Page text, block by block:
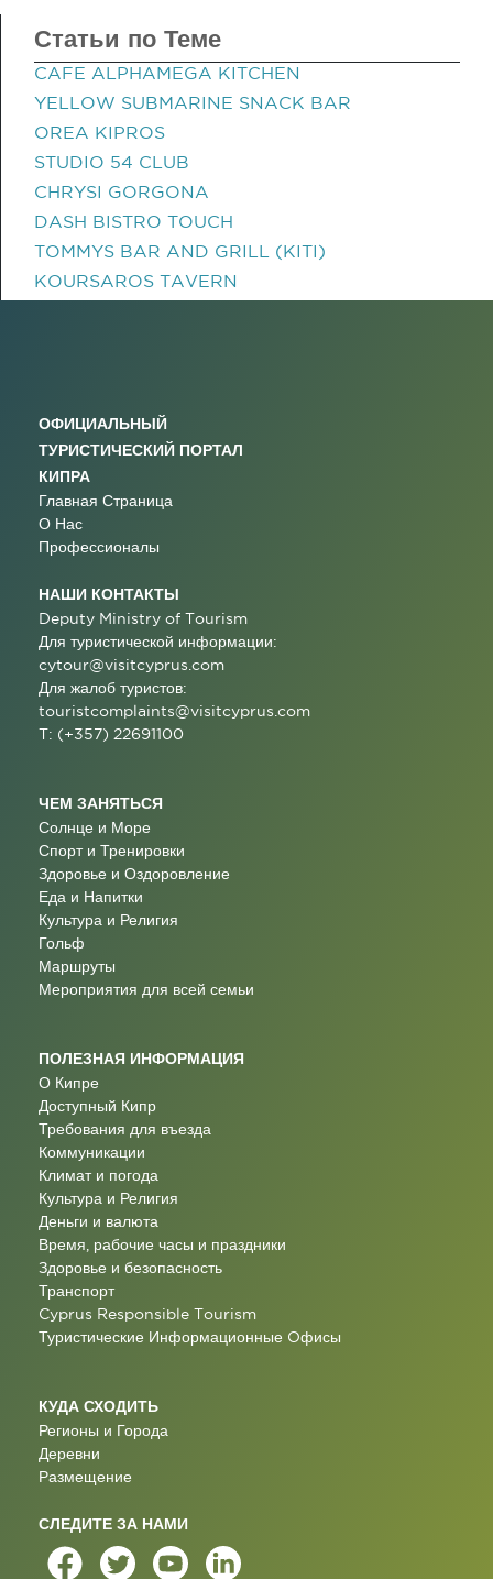
Статьи по Теме
CAFE ALPHAMEGA KITCHEN
YELLOW SUBMARINE SNACK BAR
OREA KIPROS
STUDIO 54 CLUB
CHRYSI GORGONA
DASH BISTRO TOUCH
TOMMYS BAR AND GRILL (KITI)
KOURSAROS TAVERN
ОФИЦИАЛЬНЫЙ
ТУРИСТИЧЕСКИЙ ПОРТАЛ
КИПРА
Главная Страница
О Нас
Профессионалы
НАШИ КОНТАКТЫ
Deputy Ministry of Tourism
Для туристической информации:
cytour@visitcyprus.com
Для жалоб туристов:
touristcomplaints@visitcyprus.com
T: (+357) 22691100
ЧЕМ ЗАНЯТЬСЯ
Солнце и Море
Спорт и Тренировки
Здоровье и Оздоровление
Еда и Напитки
Культура и Религия
Гольф
Маршруты
Мероприятия для всей семьи
ПОЛЕЗНАЯ ИНФОРМАЦИЯ
О Кипре
Доступный Кипр
Требования для въезда
Коммуникации
Климат и погода
Культура и Религия
Деньги и валюта
Время, рабочие часы и праздники
Здоровье и безопасность
Транспорт
Cyprus Responsible Tourism
Туристические Информационные Oфисы
КУДА СХОДИТЬ
Регионы и Города
Деревни
Размещение
СЛЕДИТЕ ЗА НАМИ